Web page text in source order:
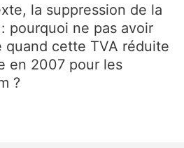
la suppression de la
pourquoi ne pas avoir
quand cette TVA réduite
en 2007 pour les
?